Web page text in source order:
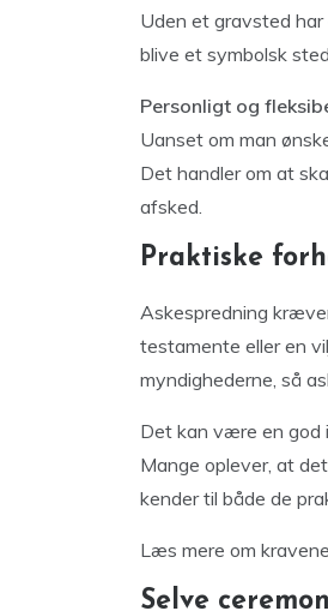
Uden et gravsted
blive et symbolsk
Personligt og
Uanset om man
Det handler om at
afsked.
Praktiske
Askespredning
testamente eller en
myndighederne, så
Det kan være en god
Mange oplever, at
kender til både de
Læs mere om
Selve